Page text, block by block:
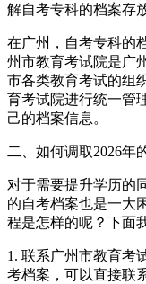
解自考专科的档案存
在广州，自考专科的
州市教育考试院是广
市各类教育考试的组
育考试院进行统一管
己的档案信息。
二、如何调取2026年
对于需要提升学历的
的自考档案也是一大
程是怎样的呢？下面
1. 联系广州市教育考
考档案，可以直接联